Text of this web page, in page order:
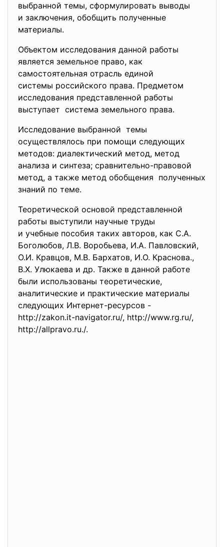
выбранной темы, сформулировать выводы
и заключения, обобщить полученные
материалы.
Объектом исследования данной работы
является земельное право, как
самостоятельная отрасль единой
системы российского права. Предметом
исследования представленной работы
выступает система земельного права.
Исследование выбранной темы
осуществлялось при помощи следующих
методов: диалектический метод, метод
анализа и синтеза; сравнительно-правовой
метод, а также метод обобщения полученных
знаний по теме.
Теоретической основой представленной
работы выступили научные труды
и учебные пособия таких авторов, как С.А.
Боголюбов, Л.В. Воробьева, И.А. Павловский,
О.И. Кравцов, М.В. Бархатов, И.О. Краснова.,
В.Х. Улюкаева и др. Также в данной работе
были использованы теоретические,
аналитические и практические материалы
следующих Интернет-ресурсов -
http://zakon.it-navigator.ru/, http://www.rg.ru/,
http://allpravo.ru./.